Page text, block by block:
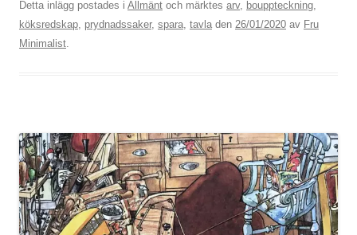
Detta inlägg postades i Allmänt och märktes arv, bouppteckning
köksredskap prydnadssaker, spara tavla den 26/01/2020 av Fru
Minimalist